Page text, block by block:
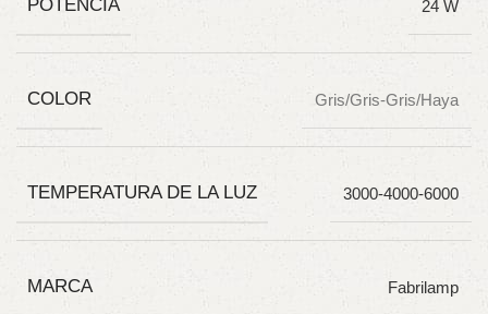
POTENCIA 24 W
COLOR Gris/Gris-Gris/Haya
TEMPERATURA DE LA LUZ 3000-4000-6000
MARCA Fabrilamp